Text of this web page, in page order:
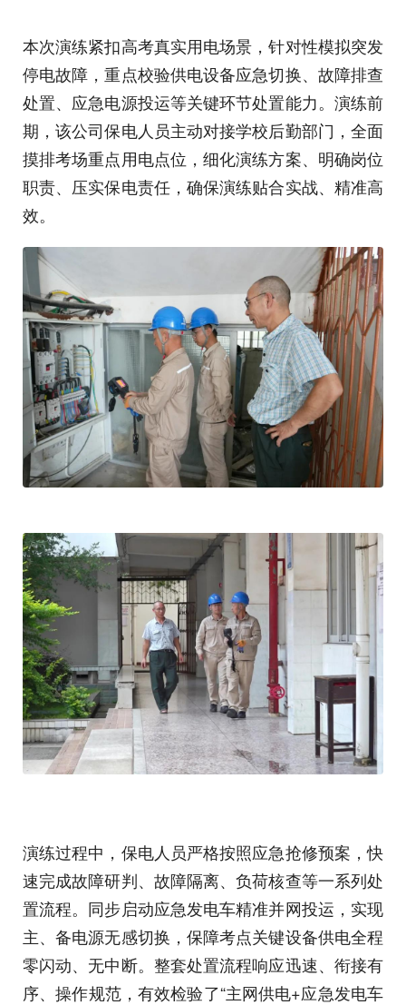
本次演练紧扣高考真实用电场景，针对性模拟突发
停电故障，重点校验供电设备应急切换、故障排查
处置、应急电源投运等关键环节处置能力。演练前
期，该公司保电人员主动对接学校后勤部门，全面
摸排考场重点用电点位，细化演练方案、明确岗位
职责、压实保电责任，确保演练贴合实战、精准高
效。
演练过程中，保电人员严格按照应急抢修预案，快
速完成故障研判、故障隔离、负荷核查等一系列处
置流程。同步启动应急发电车精准并网投运，实现
主、备电源无感切换，保障考点关键设备供电全程
零闪动、无中断。整套处置流程响应迅速、衔接有
序、操作规范，有效检验了“主网供电+应急发电车